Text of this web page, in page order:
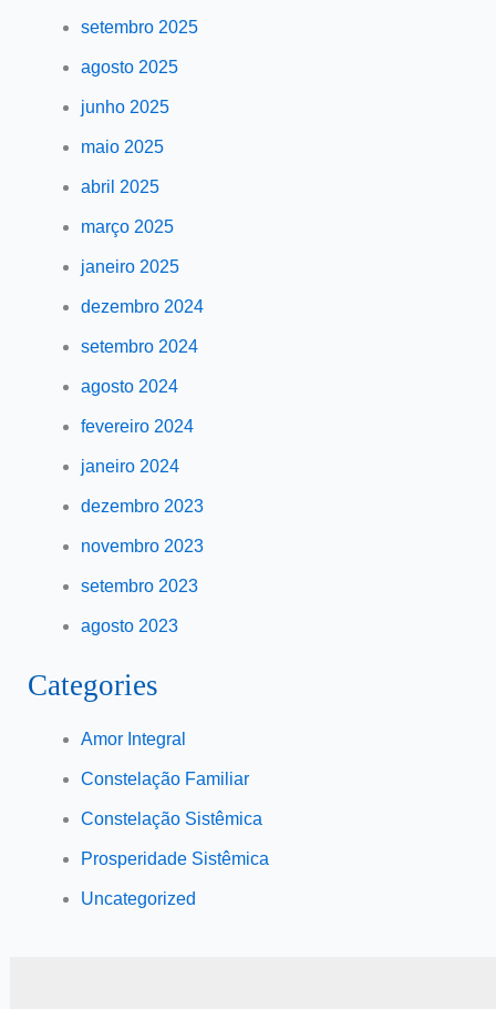
setembro 2025
agosto 2025
junho 2025
maio 2025
abril 2025
março 2025
janeiro 2025
dezembro 2024
setembro 2024
agosto 2024
fevereiro 2024
janeiro 2024
dezembro 2023
novembro 2023
setembro 2023
agosto 2023
Categories
Amor Integral
Constelação Familiar
Constelação Sistêmica
Prosperidade Sistêmica
Uncategorized